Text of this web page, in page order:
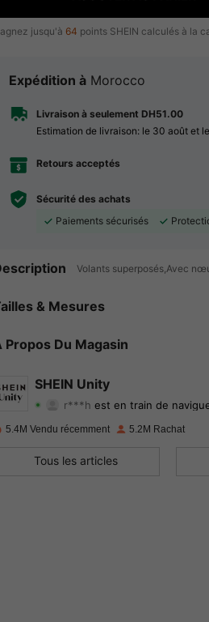
jusqu'à 64 points SHEIN calculés à la
Expédition à Morocco
Livraison à seulement DH51.00
Estimation de livraison: le 30 août et
Retours acceptés
Sécurité des achats
Paiements sécurisés
Volants superposés,Avec
& Mesures
Propos Du Magasin
SHEIN Unity
r***hest en train de naviguer
4.89 Evaluation 33KArticles
5.4M Vendu récemment 5.2M Rachat
Tous les articles